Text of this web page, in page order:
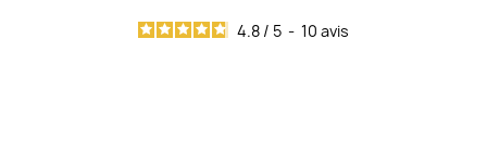
4.8 / 5 - 10 avis